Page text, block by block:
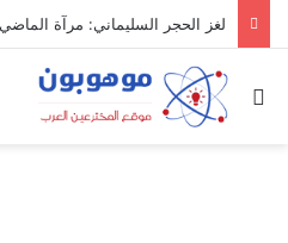
لغز الحجر السليماني: مرآة الماضي
بحث عن